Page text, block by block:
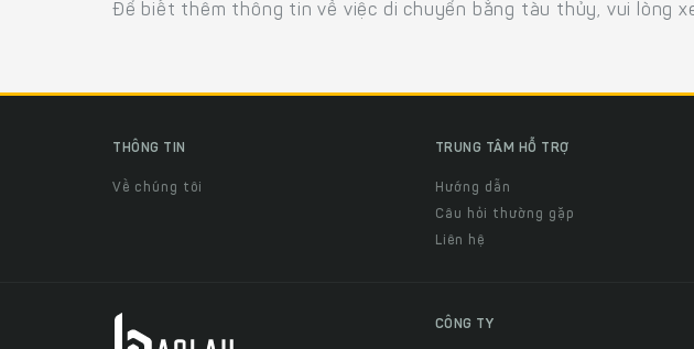
Để biết thêm thông tin về việc di chuyển bằng tàu thủy, vui lòng
THÔNG TIN
Về chúng tôi
TRUNG TÂM HỖ TRỢ
Hướng dẫn
Câu hỏi thường gặp
Liên hệ
CÔNG TY